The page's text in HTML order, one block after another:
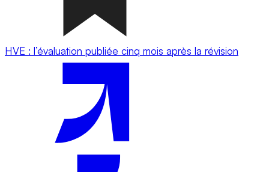
HVE : l’évaluation publiée cinq mois après la révision